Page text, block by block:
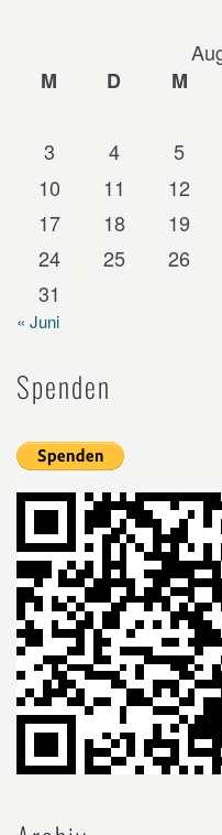
M
D M
3
4 5
10
11 12
17
18 19
24
25 26
31
« Juni
Spenden